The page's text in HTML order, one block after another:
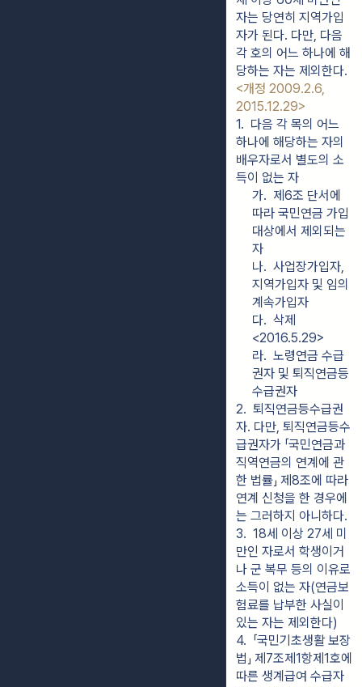
자는 당연히 지역가입
자가 된다. 다만, 다음
각 호의 어느 하나에 해
당하는 자는 제외한다.
<개정 2009.2.6,
2015.12.29>
1.  다음 각 목의 어느
하나에 해당하는 자의
배우자로서 별도의 소
득이 없는 자
가.  제6조 단서에
따라 국민연금 가입
대상에서 제외되는
자
나.  사업장가입자,
지역가입자 및 임의
계속가입자
다.  삭제
<2016.5.29>
라.  노령연금 수급
권자 및 퇴직연금등
수급권자
2.  퇴직연금등수급권
자. 다만, 퇴직연금등수
급권자가 「국민연금과
직역연금의 연계에 관
한 법률」 제8조에 따라
연계 신청을 한 경우에
는 그러하지 아니하다.
3.  18세 이상 27세 미
만인 자로서 학생이거
나 군 복무 등의 이유로
소득이 없는 자(연금보
험료를 납부한 사실이
있는 자는 제외한다)
4.  「국민기초생활 보장
법」 제7조제1항제1호에
따른 생계급여 수급자